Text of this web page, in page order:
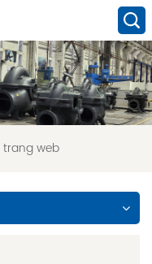
trang web